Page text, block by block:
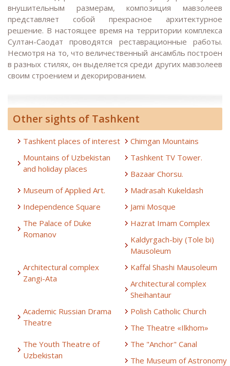
внушительным размерам, композиция мавзолеев
представляет собой прекрасное архитектурное
решение. В настоящее время на территории комплекса
Султан-Саодат проводятся реставрационные работы.
Несмотря на то, что величественный ансамбль построен
в разных стилях, он выделяется среди других мавзолеев
своим строением и декорированием.
Other sights of Tashkent
Tashkent places of interest
Chimgan Mountains
Mountains of Uzbekistan
and holiday places
Tashkent TV Tower.
Bazaar Chorsu.
Museum of Applied Art.
Madrasah Kukeldash
Independence Square
Jami Mosque
The Palace of Duke
Romanov
Hazrat Imam Complex
Kaldyrgach-biy (Tole bi)
Mausoleum
Architectural complex
Zangi-Ata
Kaffal Shashi Mausoleum
Architectural complex
Sheihantaur
Academic Russian Drama
Theatre
Polish Catholic Church
The Theatre «Ilkhom»
The Youth Theatre of
Uzbekistan
The "Anchor" Canal
The Museum of Astronomy